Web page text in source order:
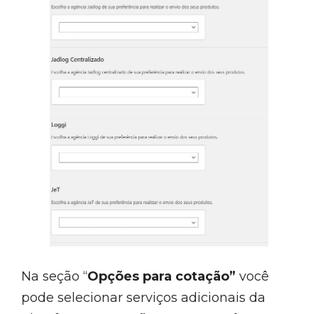
Na seção “Opções para cotação” você
pode selecionar serviços adicionais da